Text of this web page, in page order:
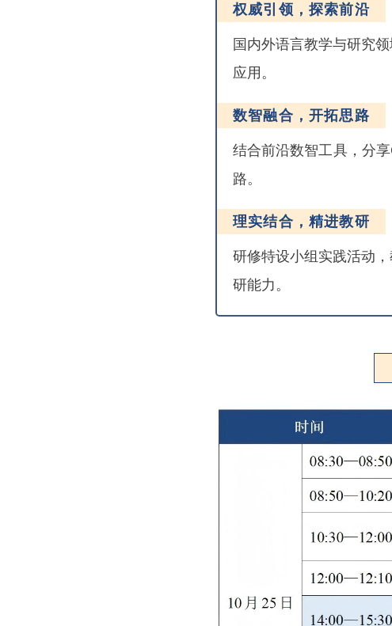
权威引领，探索前沿
国内外语言教学与研究
应用。
数智融合，开拓思路
结合前沿数智工具，分
路。
理实结合，精进教研
研修特设小组实践活动
研能力。